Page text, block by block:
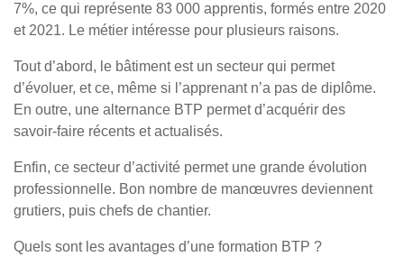
7%, ce qui représente 83 000 apprentis, formés entre 2020
et 2021. Le métier intéresse pour plusieurs raisons.
Tout d’abord, le bâtiment est un secteur qui permet
d’évoluer, et ce, même si l’apprenant n’a pas de diplôme.
En outre, une alternance BTP permet d’acquérir des
savoir-faire récents et actualisés.
Enfin, ce secteur d’activité permet une grande évolution
professionnelle. Bon nombre de manœuvres deviennent
grutiers, puis chefs de chantier.
Quels sont les avantages d’une formation BTP ?